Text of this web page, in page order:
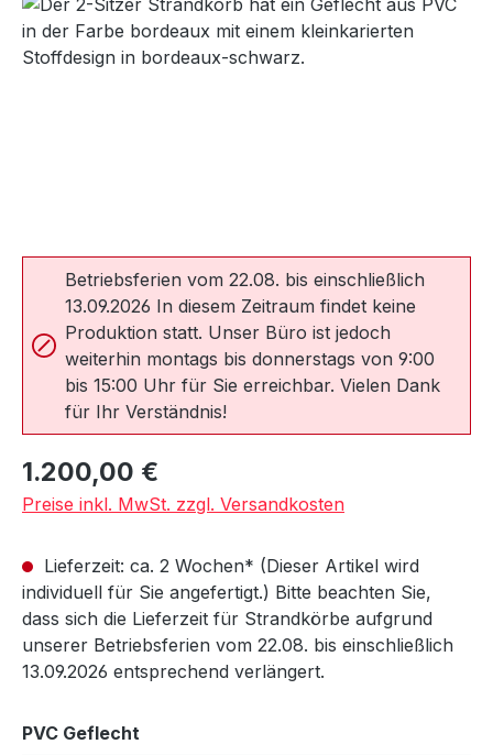
Betriebsferien vom 22.08. bis einschließlich
13.09.2026 In diesem Zeitraum findet keine
Produktion statt. Unser Büro ist jedoch
weiterhin montags bis donnerstags von 9:00
bis 15:00 Uhr für Sie erreichbar. Vielen Dank
für Ihr Verständnis!
Regulärer Preis:
1.200,00 €
Preise inkl. MwSt. zzgl. Versandkosten
Lieferzeit: ca. 2 Wochen* (Dieser Artikel wird
individuell für Sie angefertigt.) Bitte beachten Sie,
dass sich die Lieferzeit für Strandkörbe aufgrund
unserer Betriebsferien vom 22.08. bis einschließlich
13.09.2026 entsprechend verlängert.
PVC Geflecht